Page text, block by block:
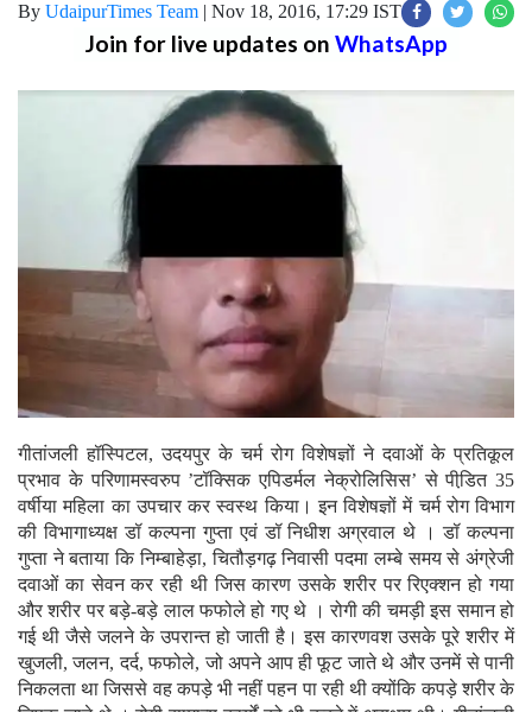
By UdaipurTimes Team | Nov 18, 2016, 17:29 IST
Join for live updates on WhatsApp
गीतांजली हॉस्पिटल, उदयपुर के चर्म रोग विशेषज्ञों ने दवाओं के प्रतिकूल
प्रभाव के परिणामस्वरुप ’टॉक्सिक एपिडर्मल नेक्रोलिसिस’ से पीडि़त 35
वर्षीया महिला का उपचार कर स्वस्थ किया। इन विशेषज्ञों में चर्म रोग विभाग
की विभागाध्यक्ष डॉ कल्पना गुप्ता एवं डॉ निधीश अग्रवाल थे । डॉ कल्पना
गुप्ता ने बताया कि निम्बाहेड़ा, चितौड़गढ़ निवासी पदमा लम्बे समय से अंग्रेजी
दवाओं का सेवन कर रही थी जिस कारण उसके शरीर पर रिएक्शन हो गया
और शरीर पर बड़े-बड़े लाल फफोले हो गए थे । रोगी की चमड़ी इस समान हो
गई थी जैसे जलने के उपरान्त हो जाती है। इस कारणवश उसके पूरे शरीर में
खुजली, जलन, दर्द, फफोले, जो अपने आप ही फूट जाते थे और उनमें से पानी
निकलता था जिससे वह कपड़े भी नहीं पहन पा रही थी क्योंकि कपड़े शरीर के